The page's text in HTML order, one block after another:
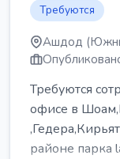
Требуются
Ашдод
Требуются
офисе в
районе парка